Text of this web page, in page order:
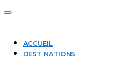
ACCUEIL
DESTINATIONS